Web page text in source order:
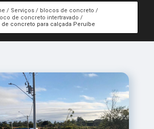
Serviços
blocos de concreto
de concreto intertravado
de concreto para calçada Peruíbe